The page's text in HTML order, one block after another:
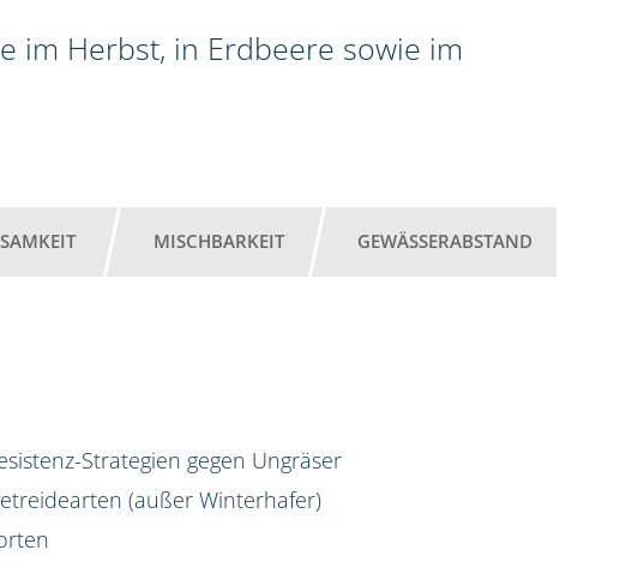
im Herbst, in Erdbeere sowie im
MISCHBARKEIT GEWÄSSERABSTAND
Strategien gegen Ungräser
(außer Winterhafer)